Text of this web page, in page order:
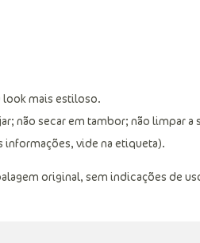
look mais estiloso.
não secar em tambor; não limpar
informações, vide na etiqueta).
original, sem indicações de